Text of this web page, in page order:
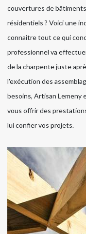
couvertures de
résidentiels ? Voici une
connaitre tout ce qui
professionnel va
de la charpente juste
l'exécution des
besoins, Artisan Lemeny
vous offrir des
lui confier vos projets.